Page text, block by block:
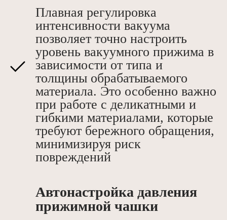
Плавная регулировка
интенсивности вакуума
позволяет точно настроить
уровень вакуумного прижима в
зависимости от типа и
толщины обрабатываемого
материала. Это особенно важно
при работе с деликатными и
гибкими материалами, которые
требуют бережного обращения,
минимизируя риск
повреждений
Автонастройка давления
прижимной чашки